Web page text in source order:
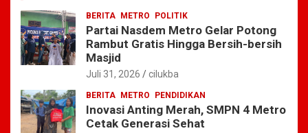
BERITA METRO POLITIK
Partai Nasdem Metro Gelar Potong
Rambut Gratis Hingga Bersih-bersih
Masjid
Juli 31, 2026 cilukba
BERITA METRO PENDIDIKAN
Inovasi Anting Merah, SMPN 4 Metro
Cetak Generasi Sehat